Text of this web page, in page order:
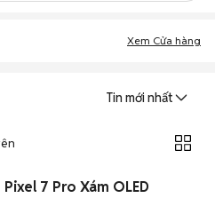
Xem Cửa hàng
Tin mới nhất
7 Pro Xám OLED